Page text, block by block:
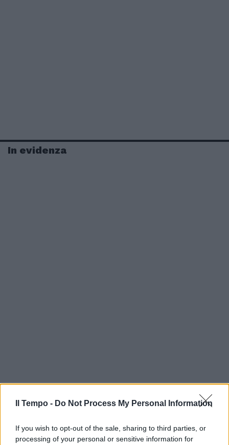
Il Tempo - Do Not Process My Personal Information
If you wish to opt-out of the sale, sharing to third parties, or
processing of your personal or sensitive information for
In evidenza